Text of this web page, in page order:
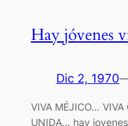
Hay jóvenes
Dic 2, 1970
VIVA MÉJICO… VIVA
UNIDA… hay